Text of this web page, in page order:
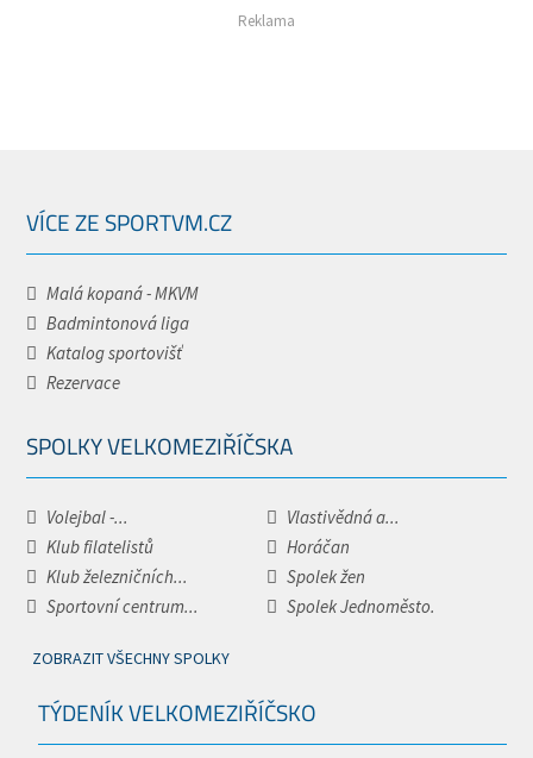
Reklama
VÍCE ZE SPORTVM.CZ
Malá kopaná - MKVM
Badmintonová liga
Katalog sportovišť
Rezervace
SPOLKY VELKOMEZIŘÍČSKA
Volejbal -...
Vlastivědná a...
Klub filatelistů
Horáčan
Klub železničních...
Spolek žen
Sportovní centrum...
Spolek Jednoměsto.
ZOBRAZIT VŠECHNY SPOLKY
TÝDENÍK VELKOMEZIŘÍČSKO